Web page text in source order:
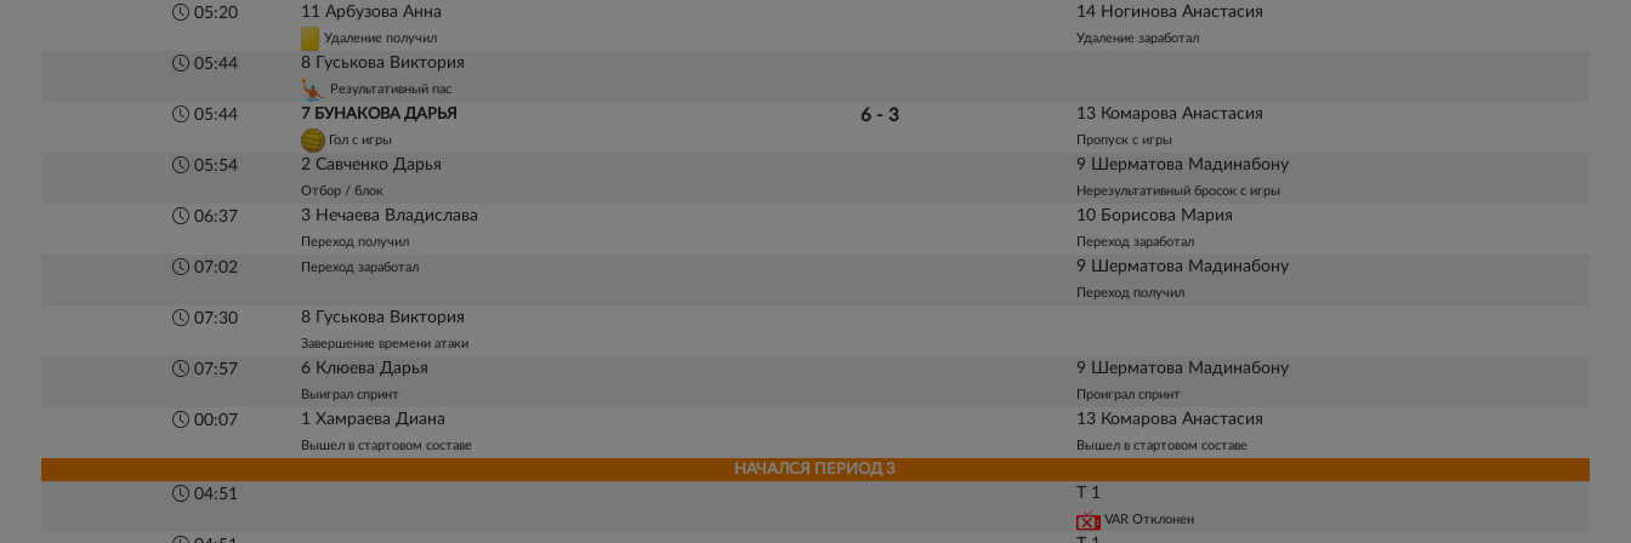
05:20 11 Арбузова Анна
Удаление получил
14 Ногинова Анастасия
Удаление заработал
05:44 8 Гуськова Виктория
Результативный пас
05:44 7 БУНАКОВА ДАРЬЯ
Гол с игры
6 - 3 13 Комарова Анастасия
Пропуск с игры
05:54 2 Савченко Дарья
Отбор / блок
9 Шерматова Мадинабону
Нерезультативный бросок с игры
06:37 3 Нечаева Владислава
Переход получил
10 Борисова Мария
Переход заработал
07:02 Переход заработал 9 Шерматова Мадинабону
Переход получил
07:30 8 Гуськова Виктория
Завершение времени атаки
07:57 6 Клюева Дарья
Выиграл спринт
9 Шерматова Мадинабону
Проиграл спринт
00:07 1 Хамраева Диана
Вышел в стартовом составе
13 Комарова Анастасия
Вышел в стартовом составе
НАЧАЛСЯ ПЕРИОД 3
04:51 Т 1
VAR Отклонен